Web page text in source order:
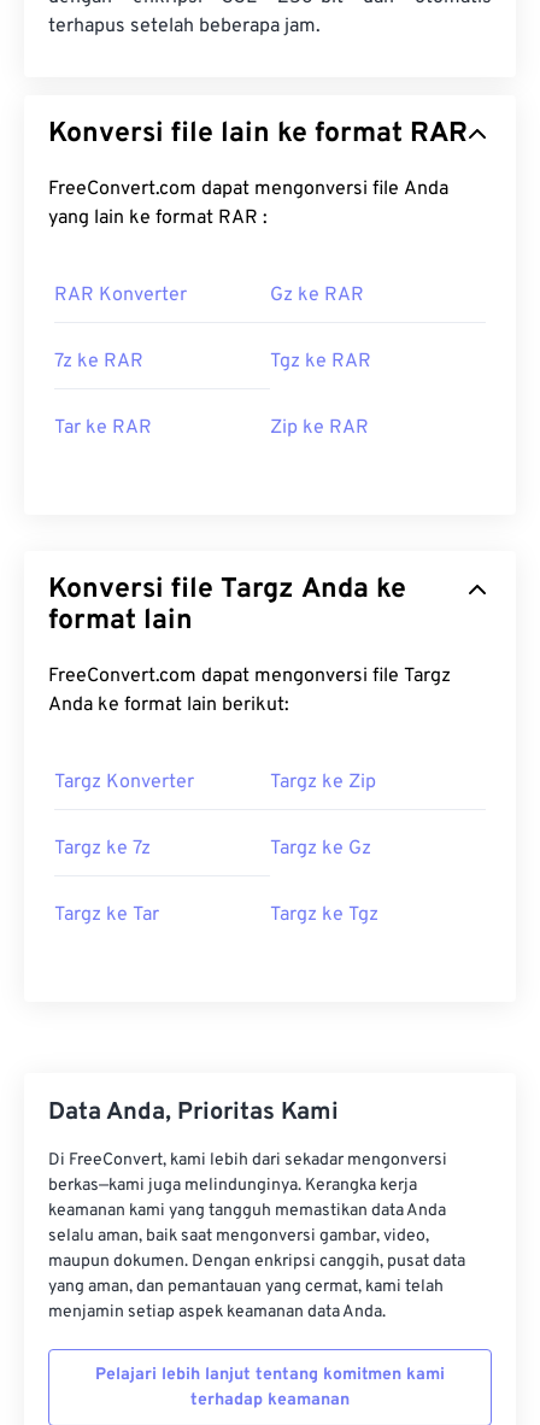
terhapus setelah beberapa jam.
Konversi file lain ke format RAR
FreeConvert.com dapat mengonversi file Anda
yang lain ke format RAR :
RAR Konverter Gz ke RAR
7z ke RAR Tgz ke RAR
Tar ke RAR Zip ke RAR
Konversi file Targz Anda ke
format lain
FreeConvert.com dapat mengonversi file Targz
Anda ke format lain berikut:
Targz Konverter Targz ke Zip
Targz ke 7z Targz ke Gz
Targz ke Tar Targz ke Tgz
Data Anda, Prioritas Kami
Di FreeConvert, kami lebih dari sekadar mengonversi
berkas—kami juga melindunginya. Kerangka kerja
keamanan kami yang tangguh memastikan data Anda
selalu aman, baik saat mengonversi gambar, video,
maupun dokumen. Dengan enkripsi canggih, pusat data
yang aman, dan pemantauan yang cermat, kami telah
menjamin setiap aspek keamanan data Anda.
Pelajari lebih lanjut tentang komitmen kami
terhadap keamanan